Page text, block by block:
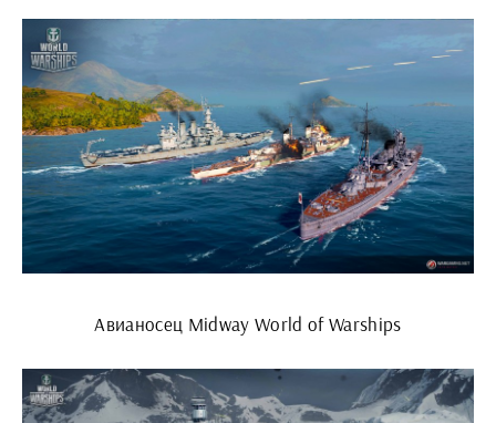
Авианосец Midway World of Warships